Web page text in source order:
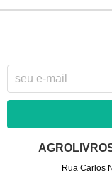
Rua Carlos